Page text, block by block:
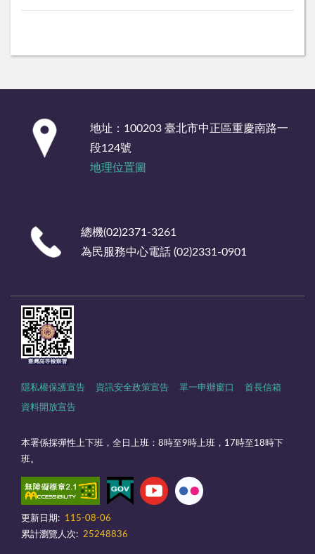
地址：100203 臺北市中正區重慶南路一
段124號
地理位置圖
總機(02)2371-3261
為民服務中心電話 (02)2331-0901
隱私權保護宣告 資訊安全政策宣告 單一申辦窗口 首長信箱
資料開放宣告
本署係採彈性上下班，全日上班：8時至9時上班，17時至18時下
班。
更新日期:
115-08-06
累計瀏覽人次:
25248836